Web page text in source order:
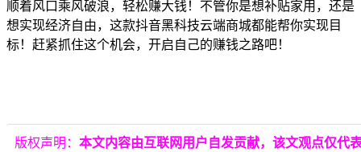
顺着风口乘风破浪，轻松赚大钱！不管你是想补贴家用，还是
想实现经济自由，这款抖音黑科技云端商城都能帮你实现目
标！赶紧抓住这个机会，开启自己的赚钱之路吧！
版权声明： 本文内容由互联网用户自发贡献，该文观点仅代